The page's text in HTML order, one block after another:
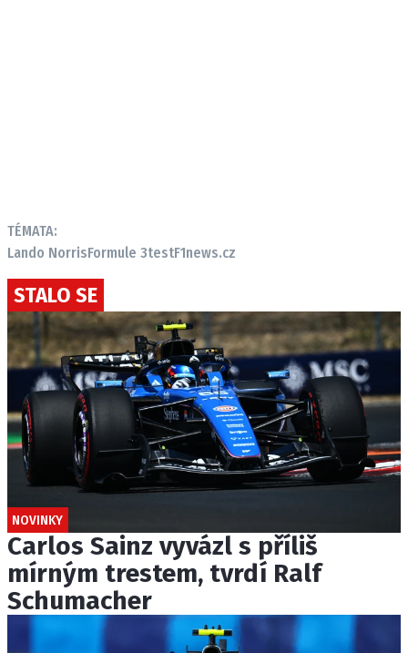
TÉMATA:
Lando NorrisFormule 3testF1news.cz
STALO SE
NOVINKY
Carlos Sainz vyvázl s příliš
mírným trestem, tvrdí Ralf
Schumacher